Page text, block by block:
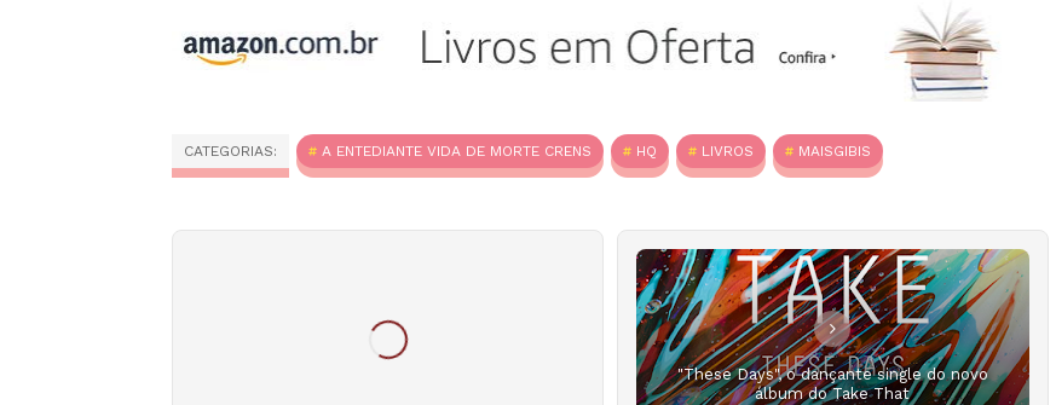
CATEGORIAS: A ENTEDIANTE VIDA DE MORTE CRENS HQ LIVROS MAISGIBIS
"These Days", o dançante single do novo
álbum do Take That